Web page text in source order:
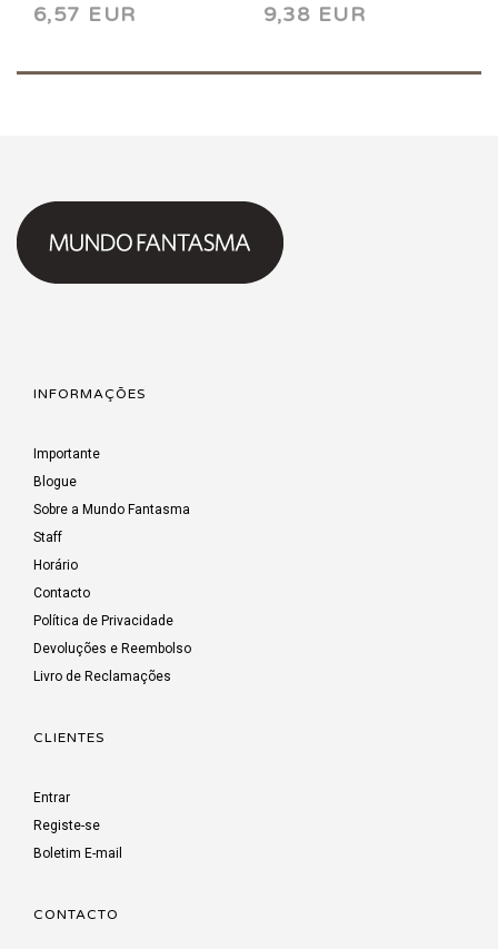
American Hero! 59
6,57 EUR
American Hero! 56
9,38 EUR
INFORMAÇÕES
Importante
Blogue
Sobre a Mundo Fantasma
Staff
Horário
Contacto
Política de Privacidade
Devoluções e Reembolso
Livro de Reclamações
CLIENTES
Entrar
Registe-se
Boletim E-mail
CONTACTO